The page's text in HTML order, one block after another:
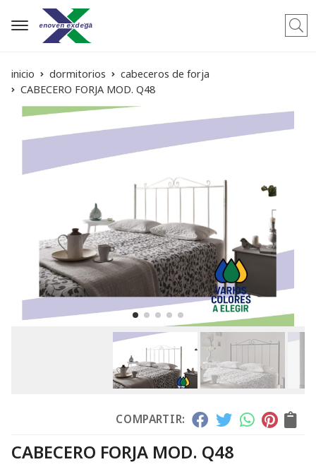
inicio dormitorios
cabeceros de forja
CABECERO FORJA MOD. Q48
COMPARTIR:
CABECERO FORJA MOD. Q48